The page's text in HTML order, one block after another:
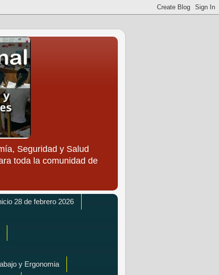
Seguridad y Salud
toda la comunidad de
28 de febrero 2026
y Ergonomia